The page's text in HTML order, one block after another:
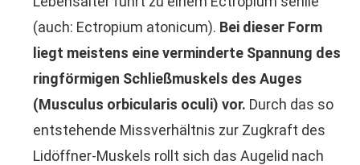
(auch: Ectropium atonicum). Bei dieser Form
liegt meistens eine verminderte Spannung des
ringförmigen Schließmuskels des Auges
(Musculus orbicularis oculi) vor. Durch das so
entstehende Missverhältnis zur Zugkraft des
Lidöffner-Muskels rollt sich das Augelid nach